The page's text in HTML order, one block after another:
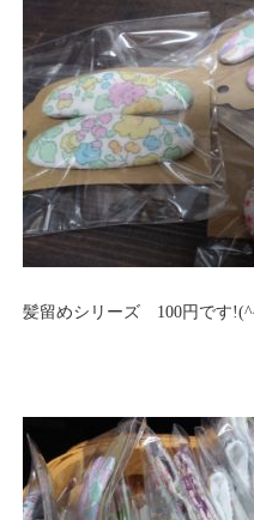
髪留めシリーズ 100円です